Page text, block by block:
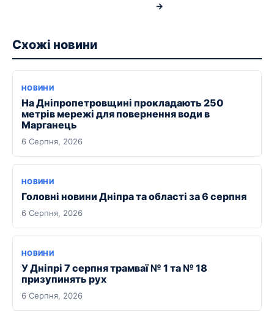
→
Схожі новини
НОВИНИ
На Дніпропетровщині прокладають 250
метрів мережі для повернення води в
Марганець
6 Серпня, 2026
НОВИНИ
Головні новини Дніпра та області за 6 серпня
6 Серпня, 2026
НОВИНИ
У Дніпрі 7 серпня трамваї № 1 та № 18
призупинять рух
6 Серпня, 2026